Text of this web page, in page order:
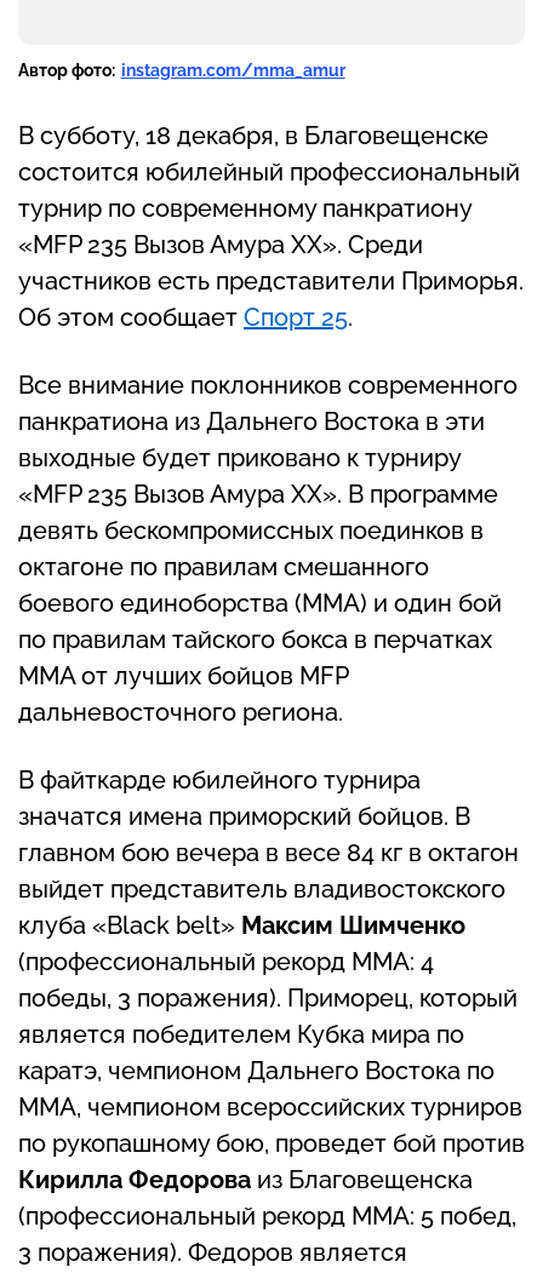
Автор фото: instagram.com/mma_amur
В субботу, 18 декабря, в Благовещенске
состоится юбилейный профессиональный
турнир по современному панкратиону
«MFP 235 Вызов Амура XX». Среди
участников есть представители Приморья.
Об этом сообщает Спорт 25.
Все внимание поклонников современного
панкратиона из Дальнего Востока в эти
выходные будет приковано к турниру
«MFP 235 Вызов Амура XX». В программе
девять бескомпромиссных поединков в
октагоне по правилам смешанного
боевого единоборства (ММА) и один бой
по правилам тайского бокса в перчатках
ММА от лучших бойцов MFP
дальневосточного региона.
В файткарде юбилейного турнира
значатся имена приморский бойцов. В
главном бою вечера в весе 84 кг в октагон
выйдет представитель владивостокского
клуба «Black belt» Максим Шимченко
(профессиональный рекорд ММА: 4
победы, 3 поражения). Приморец, который
является победителем Кубка мира по
каратэ, чемпионом Дальнего Востока по
ММА, чемпионом всероссийских турниров
по рукопашному бою, проведет бой против
Кирилла Федорова из Благовещенска
(профессиональный рекорд ММА: 5 побед,
3 поражения). Федоров является